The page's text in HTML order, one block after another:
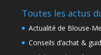
Toutes les actus
Actualité de Blouse-
Conseils d’achat &